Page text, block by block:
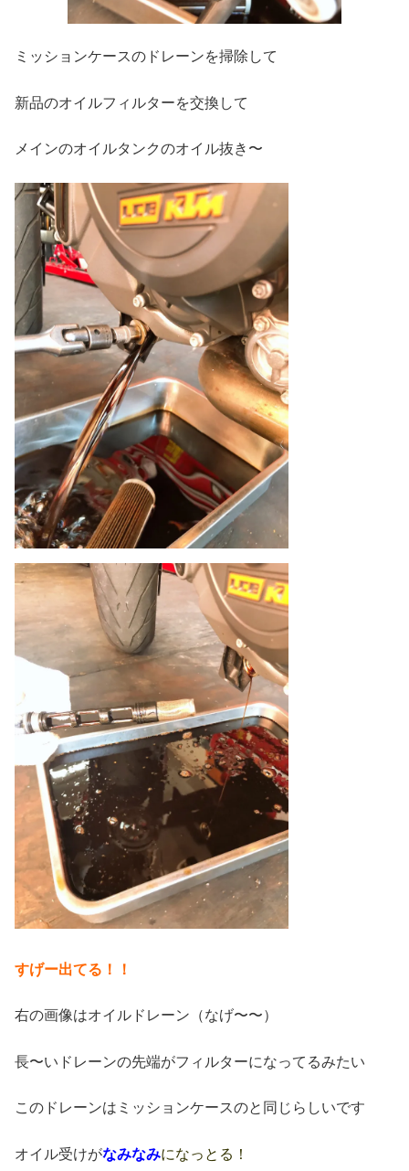
ミッションケースのドレーンを掃除して
新品のオイルフィルターを交換して
メインのオイルタンクのオイル抜き〜
すげー出てる！！
右の画像はオイルドレーン（なげ〜〜）
長〜いドレーンの先端がフィルターになってるみたい
このドレーンはミッションケースのと同じらしいです
オイル受けがなみなみになっとる！